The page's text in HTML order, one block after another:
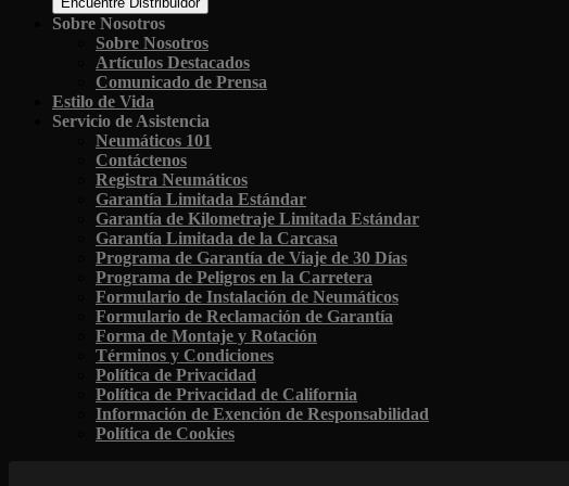
Sobre Nosotros
Sobre Nosotros
Artículos Destacados
Comunicado de Prensa
Estilo de Vida
Servicio de Asistencia
Neumáticos 101
Contáctenos
Registra Neumáticos
Garantía Limitada Estándar
Garantía de Kilometraje Limitada Estándar
Garantía Limitada de la Carcasa
Programa de Garantía de Viaje de 30 Días
Programa de Peligros en la Carretera
Formulario de Instalación de Neumáticos
Formulario de Reclamación de Garantía
Forma de Montaje y Rotación
Términos y Condiciones
Política de Privacidad
Política de Privacidad de California
Información de Exención de Responsabilidad
Política de Cookies